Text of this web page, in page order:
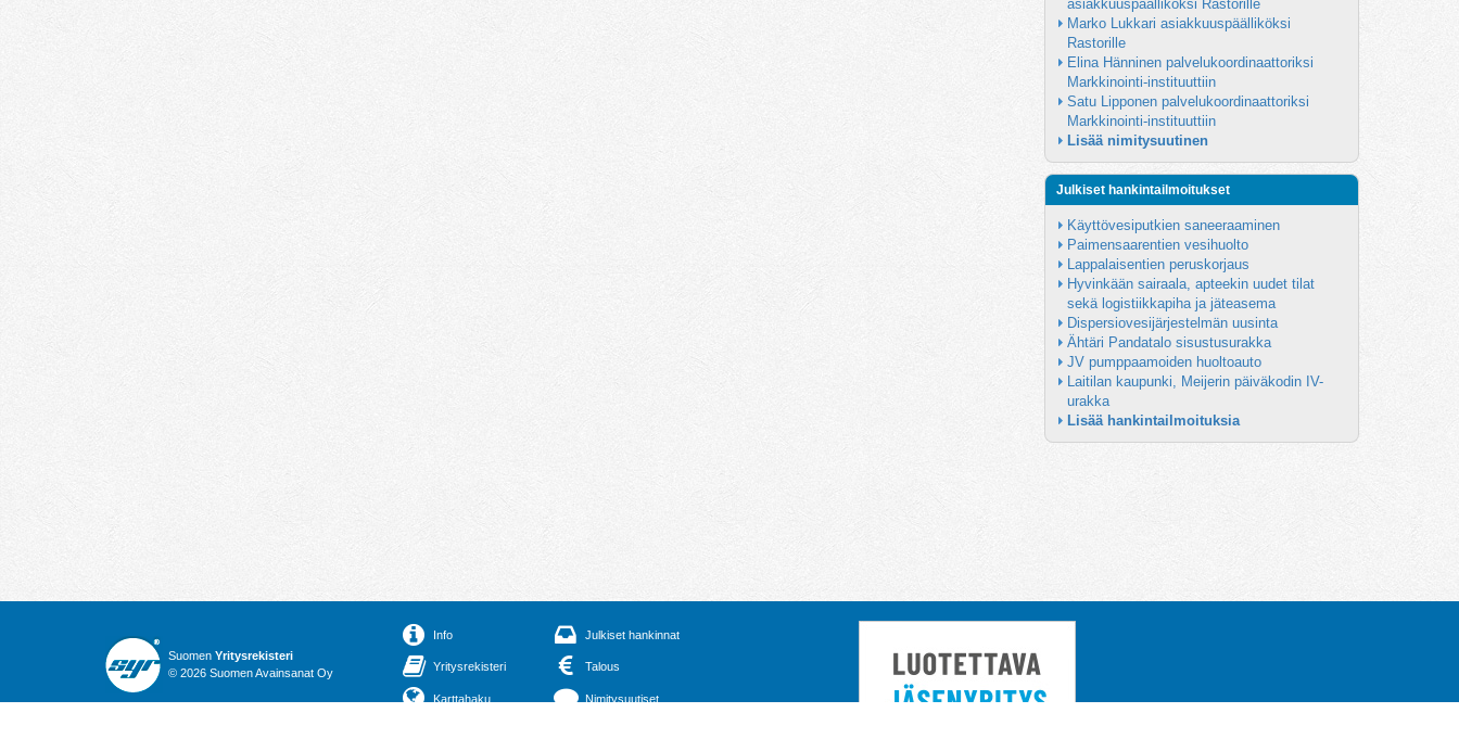
asiakkuuspäälliköksi Rastorille
Marko Lukkari asiakkuuspäälliköksi
Rastorille
Elina Hänninen palvelukoordinaattoriksi
Markkinointi-instituuttiin
Satu Lipponen palvelukoordinaattoriksi
Markkinointi-instituuttiin
Lisää nimitysuutinen
Julkiset hankintailmoitukset
Käyttövesiputkien saneeraaminen
Paimensaarentien vesihuolto
Lappalaisentien peruskorjaus
Hyvinkään sairaala, apteekin uudet tilat
sekä logistiikkapiha ja jäteasema
Dispersiovesijärjestelmän uusinta
Ähtäri Pandatalo sisustusurakka
JV pumppaamoiden huoltoauto
Laitilan kaupunki, Meijerin päiväkodin IV-
urakka
Lisää hankintailmoituksia
Suomen Yritysrekisteri
© 2026 Suomen Avainsanat Oy
Info
Yritysrekisteri
Karttahaku
Julkiset hankinnat
Talous
Nimitysuutiset